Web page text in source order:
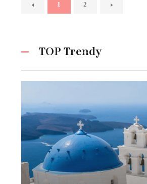
1 2
TOP Trendy